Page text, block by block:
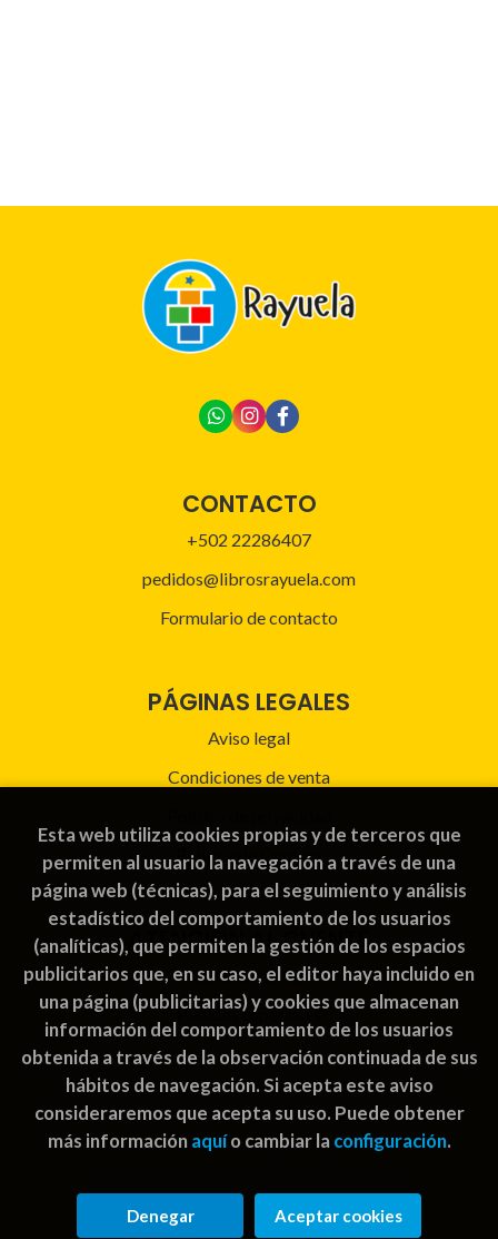
CONTACTO
+502 22286407
pedidos@librosrayuela.com
Formulario de contacto
PÁGINAS LEGALES
Aviso legal
Condiciones de venta
Política de Cookies
ATENCIÓN AL CLIENTE
Quiénes somos
Pedidos especiales
2026 ©Rayuela Guatemala | libros juegos. Todos los
Esta web utiliza cookies propias y de terceros que
permiten al usuario la navegación a través de una
página web (técnicas), para el seguimiento y análisis
estadístico del comportamiento de los usuarios
(analíticas), que permiten la gestión de los espacios
publicitarios que, en su caso, el editor haya incluido en
una página (publicitarias) y cookies que almacenan
información del comportamiento de los usuarios
obtenida a través de la observación continuada de sus
hábitos de navegación. Si acepta este aviso
consideraremos que acepta su uso. Puede obtener
más información aquío cambiar la configuración.
Denegar Aceptar cookies